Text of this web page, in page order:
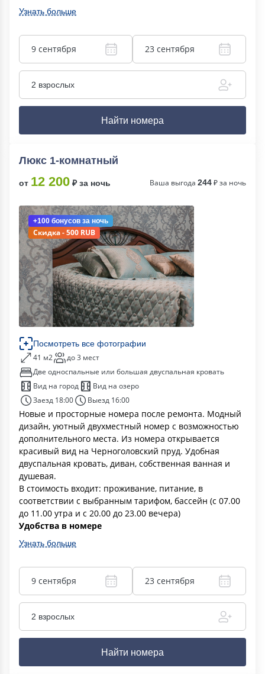
Узнать больше
9 сентября 23 сентября
2 взрослых
Найти номера
Люкс 1-комнатный
от 12 200 ₽ за ночь Ваша выгода 244₽ за ночь
+100 бонусов за ночь
Скидка - 500 RUB
Посмотреть все фотографии
41 м2
до 3 мест
Две односпальные или большая двуспальная кровать
Вид на город
Вид на озеро
Заезд 18:00
Выезд 16:00
Новые и просторные номера после ремонта. Модный
дизайн, уютный двухместный номер с возможностью
дополнительного места. Из номера открывается
красивый вид на Черноголовский пруд. Удобная
двуспальная кровать, диван, собственная ванная и
душевая.
В стоимость входит: проживание, питание, в
соответствии с выбранным тарифом, бассейн (с 07.00
до 11.00 утра и с 20.00 до 23.00 вечера)
Удобства в номере
Узнать больше
9 сентября 23 сентября
2 взрослых
Найти номера